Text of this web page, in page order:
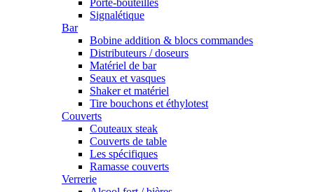
Porte-bouteilles
Signalétique
Bar
Bobine addition & blocs commandes
Distributeurs / doseurs
Matériel de bar
Seaux et vasques
Shaker et matériel
Tire bouchons et éthylotest
Couverts
Couteaux steak
Couverts de table
Les spécifiques
Ramasse couverts
Verrerie